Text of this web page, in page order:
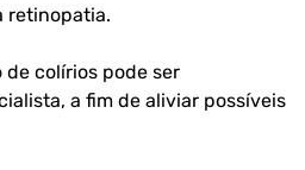
retinopatia.
de colírios pode ser
a fim de aliviar possíveis